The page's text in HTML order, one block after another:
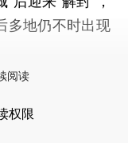
多地仍不时出现
阅读
权限